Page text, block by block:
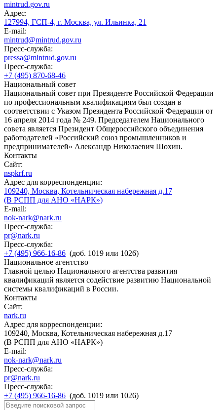
mintrud.gov.ru
Адрес:
127994, ГСП-4, г. Москва, ул. Ильинка, 21
E-mail:
mintrud@mintrud.gov.ru
Пресс-служба:
pressa@mintrud.gov.ru
Пресс-служба:
+7 (495) 870-68-46
Национальный совет
Национальный совет при Президенте Российской Федерации
по профессиональным квалификациям был создан в
соответствии с Указом Президента Российской Федерации от
16 апреля 2014 года № 249. Председателем Национального
совета является Президент Общероссийского объединения
работодателей «Российский союз промышленников и
предпринимателей» Александр Николаевич Шохин.
Контакты
Сайт:
nspkrf.ru
Адрес для корреспонденции:
109240, Москва, Котельническая набережная д.17
(В РСПП для АНО «НАРК»)
E-mail:
nok-nark@nark.ru
Пресс-служба:
pr@nark.ru
Пресс-служба:
+7 (495) 966-16-86 (доб. 1019 или 1026)
Национальное агентство
Главной целью Национального агентства развития
квалификаций является содействие развитию Национальной
системы квалификаций в России.
Контакты
Сайт:
nark.ru
Адрес для корреспонденции:
109240, Москва, Котельническая набережная д.17
(В РСПП для АНО «НАРК»)
E-mail:
nok-nark@nark.ru
Пресс-служба:
pr@nark.ru
Пресс-служба:
+7 (495) 966-16-86 (доб. 1019 или 1026)